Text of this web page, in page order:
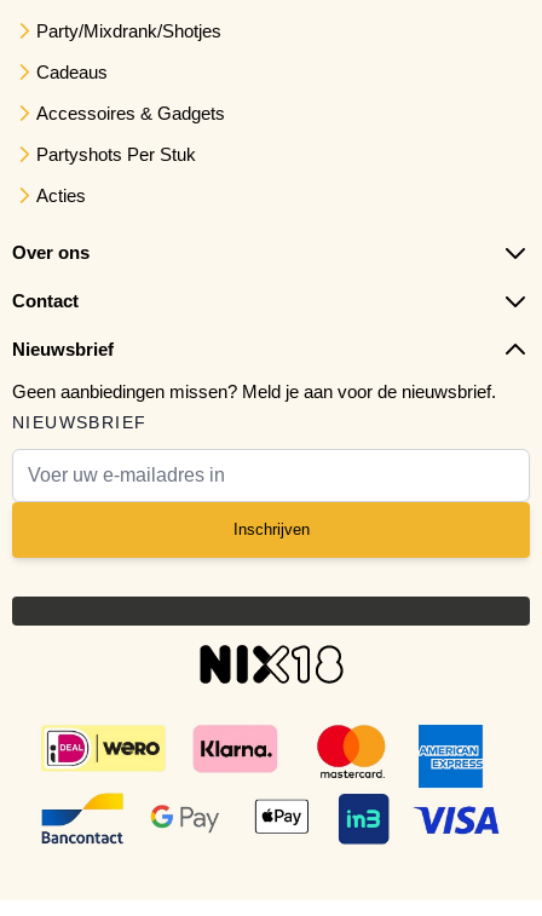
Party/Mixdrank/Shotjes
Cadeaus
Accessoires & Gadgets
Partyshots Per Stuk
Acties
Over ons
Contact
Nieuwsbrief
Geen aanbiedingen missen? Meld je aan voor de nieuwsbrief.
NIEUWSBRIEF
Inschrijven